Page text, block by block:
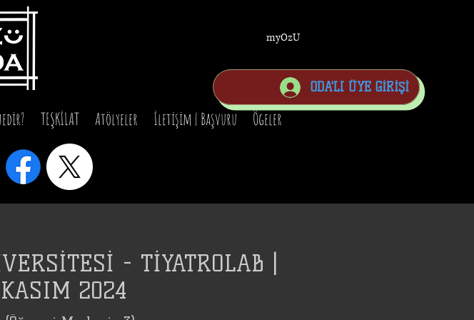
ODA'LI ÜYE GİRİŞİ
myOzU
TEŞKİLAT Atölyeler İletişim | Başvuru Ögeler
- TİYATROLAB |
2024